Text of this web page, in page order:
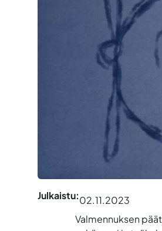
Julkaistu:02.11.2023
Valmennuksen